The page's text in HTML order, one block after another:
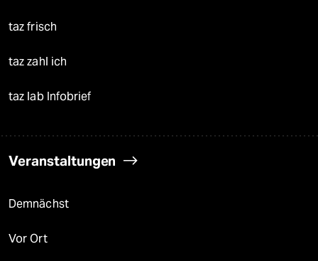
taz frisch
taz zahl ich
taz lab Infobrief
Veranstaltungen
Demnächst
Vor Ort